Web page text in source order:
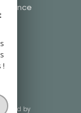
France
by
!